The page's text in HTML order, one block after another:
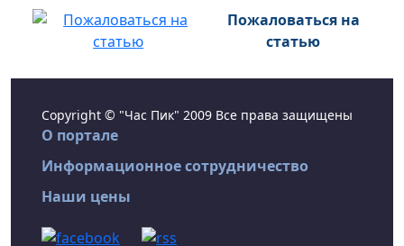
Пожаловаться на
статью
Copyright © "Час Пик" 2009 Все права защищены
О портале
Информационное сотрудничество
Наши цены